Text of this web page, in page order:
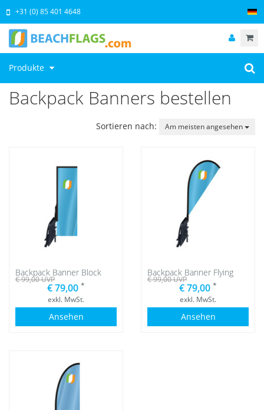
Produkte
+31 (0) 85 401 4648
Backpack Banners bestellen
Sortieren nach: Am meisten angesehen
Backpack Banner Block
€ 99,00UVP
€ 79,00 *
exkl. MwSt.
Ansehen
Backpack Banner Flying
€ 99,00UVP
€ 79,00 *
exkl. MwSt.
Ansehen